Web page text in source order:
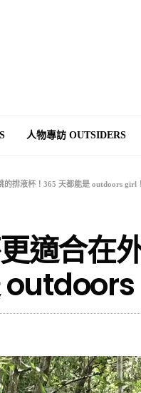
人物專訪 OUTSIDERS
的排液杯！365 天都能是 outdoors girl
適合在